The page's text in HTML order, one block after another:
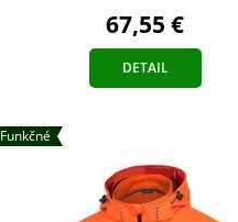
67,55 €
DETAIL
Funkčné